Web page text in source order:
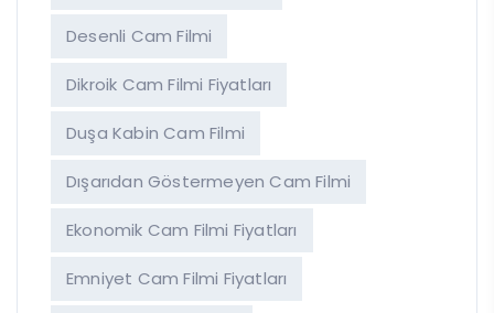
Desenli Cam Filmi
Dikroik Cam Filmi Fiyatları
Duşa Kabin Cam Filmi
Dışarıdan Göstermeyen Cam Filmi
Ekonomik Cam Filmi Fiyatları
Emniyet Cam Filmi Fiyatları